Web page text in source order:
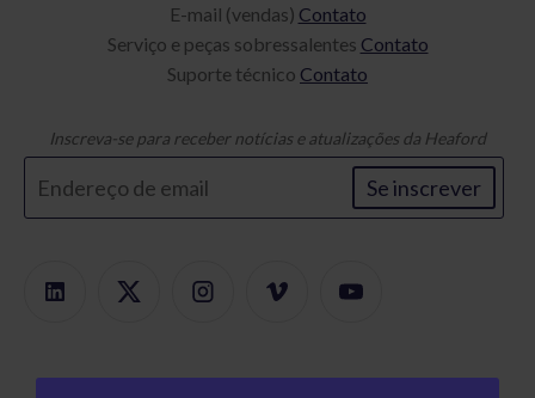
E-mail (vendas) Contato
Serviço e peças sobressalentes Contato
Suporte técnico Contato
Inscreva-se para receber notícias e atualizações da Heaford
Se inscrever